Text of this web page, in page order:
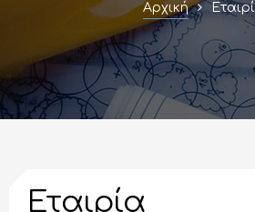
Αρχική
Εταιρία